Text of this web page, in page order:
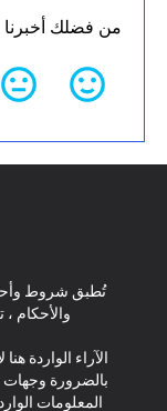
من فضلك
تُطبق شروط
والأحكام
الآراء الواردة
بالضرورة وجهات
المعلومات